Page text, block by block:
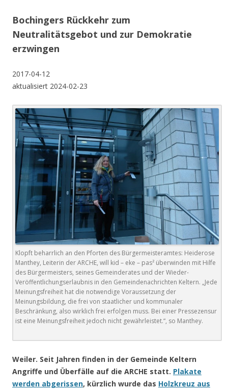
Bochingers Rückkehr zum
Neutralitätsgebot und zur Demokratie
erzwingen
2017-04-12
aktualisiert 2024-02-23
Klopft beharrlich an den Pforten des Bürgermeisteramtes: Heiderose
Manthey, Leiterin der ARCHE, will kid – eke – pas² überwinden mit Hilfe
des Bürgermeisters, seines Gemeinderates und der Wieder-
Veröffentlichungserlaubnis in den Gemeindenachrichten Keltern. „Jede
Meinungsfreiheit hat die notwendige Voraussetzung der
Meinungsbildung, die frei von staatlicher und kommunaler
Beschränkung, also wirklich frei erfolgen muss. Bei einer Pressezensur
ist eine Meinungsfreiheit jedoch nicht gewährleistet.“, so Manthey.
Weiler. Seit Jahren finden in der Gemeinde Keltern
Angriffe und Überfälle auf die ARCHE statt. Plakate
werden abgerissen, kürzlich wurde das Holzkreuz aus